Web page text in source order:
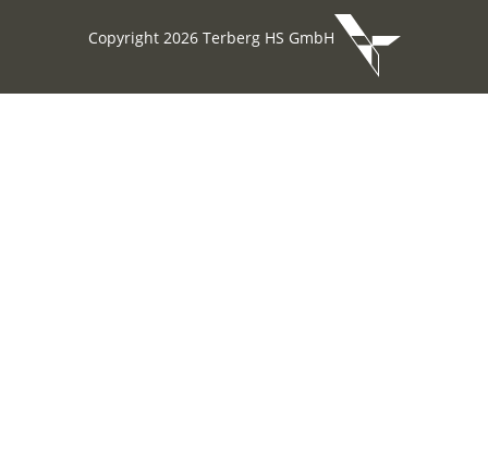
Copyright 2026 Terberg HS GmbH